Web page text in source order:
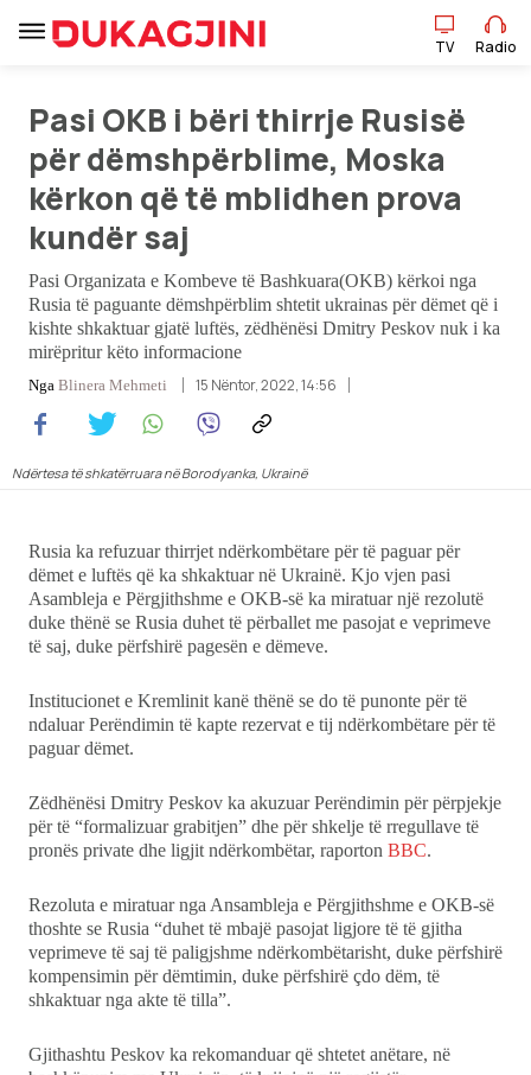
Lajme
Sport
Pikëpamje
Art Jete
Kulturë
Ekonomi
Teknologji
DuVideo
TV Radio
Pasi OKB i bëri thirrje Rusisë
për dëmshpërblime, Moska
kërkon që të mblidhen prova
kundër saj
Pasi Organizata e Kombeve të Bashkuara(OKB) kërkoi nga
Rusia të paguante dëmshpërblim shtetit ukrainas për dëmet që i
kishte shkaktuar gjatë luftës, zëdhënësi Dmitry Peskov nuk i ka
mirëpritur këto informacione
Nga Blinera Mehmeti 15 Nëntor, 2022, 14:56
Ndërtesa të shkatërruara në Borodyanka, Ukrainë
Rusia ka refuzuar thirrjet ndërkombëtare për të paguar për
dëmet e luftës që ka shkaktuar në Ukrainë. Kjo vjen pasi
Asambleja e Përgjithshme e OKB-së ka miratuar një rezolutë
duke thënë se Rusia duhet të përballet me pasojat e veprimeve
të saj, duke përfshirë pagesën e dëmeve.
Institucionet e Kremlinit kanë thënë se do të punonte për të
ndaluar Perëndimin të kapte rezervat e tij ndërkombëtare për të
paguar dëmet.
Zëdhënësi Dmitry Peskov ka akuzuar Perëndimin për përpjekje
për të “formalizuar grabitjen” dhe për shkelje të rregullave të
pronës private dhe ligjit ndërkombëtar, raporton BBC.
Rezoluta e miratuar nga Ansambleja e Përgjithshme e OKB-së
thoshte se Rusia “duhet të mbajë pasojat ligjore të të gjitha
veprimeve të saj të paligjshme ndërkombëtarisht, duke përfshirë
kompensimin për dëmtimin, duke përfshirë çdo dëm, të
shkaktuar nga akte të tilla”.
Gjithashtu Peskov ka rekomanduar që shtetet anëtare, në